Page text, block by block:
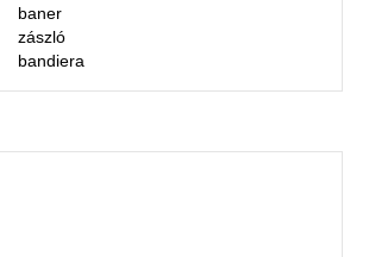
baner
zászló
bandiera